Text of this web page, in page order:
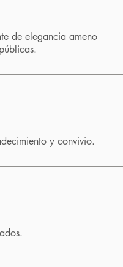
de elegancia ameno
y convivio.